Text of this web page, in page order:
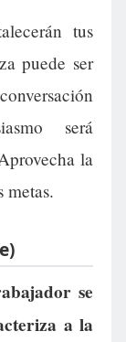
tus
puede ser
será
la
metas.
se
a la